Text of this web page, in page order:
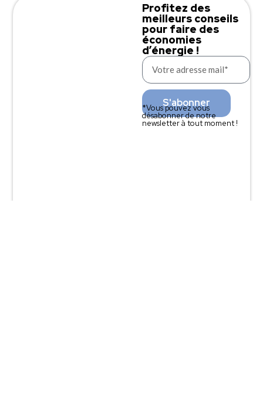
Profitez des
meilleurs conseils
pour faire des
économies
d’énergie !
S'abonner
*Vous pouvez vous
désabonner de notre
newsletter à tout moment !